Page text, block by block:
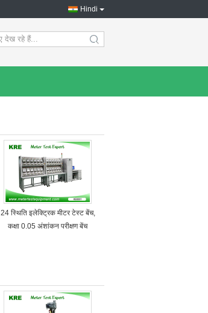
Hindi
search
24 स्थिति इलेक्ट्रिक मीटर टेस्ट बेंच,
कक्षा 0.05 अंशांकन परीक्षण बेंच